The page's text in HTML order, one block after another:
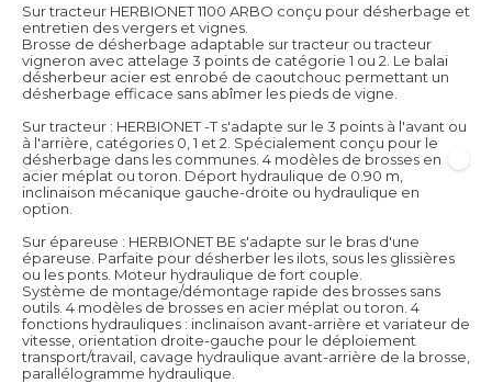
Sur tracteur HERBIONET 1100 ARBO conçu pour désherbage et
entretien des vergers et vignes.
Brosse de désherbage adaptable sur tracteur ou tracteur
vigneron avec attelage 3 points de catégorie 1 ou 2. Le balai
désherbeur acier est enrobé de caoutchouc permettant un
désherbage efficace sans abîmer les pieds de vigne.
Sur tracteur : HERBIONET -T s'adapte sur le 3 points à l'avant ou
à l'arrière, catégories 0, 1 et 2. Spécialement conçu pour le
désherbage dans les communes. 4 modèles de brosses en
acier méplat ou toron. Déport hydraulique de 0.90 m,
inclinaison mécanique gauche-droite ou hydraulique en
option.
Sur épareuse : HERBIONET BE s'adapte sur le bras d'une
épareuse. Parfaite pour désherber les ilots, sous les glissières
ou les ponts. Moteur hydraulique de fort couple.
Système de montage/démontage rapide des brosses sans
outils. 4 modèles de brosses en acier méplat ou toron. 4
fonctions hydrauliques : inclinaison avant-arrière et variateur de
vitesse, orientation droite-gauche pour le déploiement
transport/travail, cavage hydraulique avant-arrière de la brosse,
parallélogramme hydraulique.